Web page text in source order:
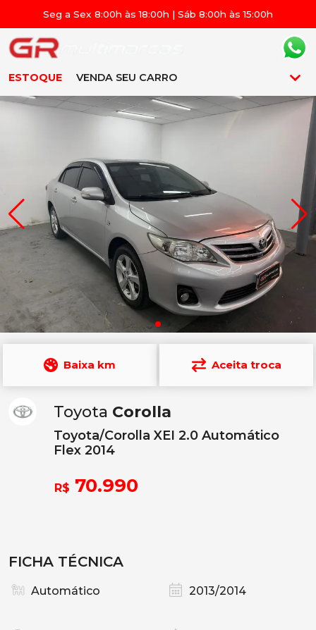
Seg a Sex 8:00h às 18:00h | Sáb 8:00h às 15:00h
ESTOQUE VENDA SEU CARRO
Baixa km Aceita troca
Toyota Corolla
Toyota/Corolla XEI 2.0 Automático
Flex 2014
R$ 70.990
FICHA TÉCNICA
Automático 2013/2014